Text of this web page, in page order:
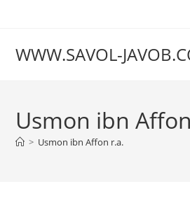
WWW.SAVOL-
Usmon ibn
> Usmon ibn Affon r.a.